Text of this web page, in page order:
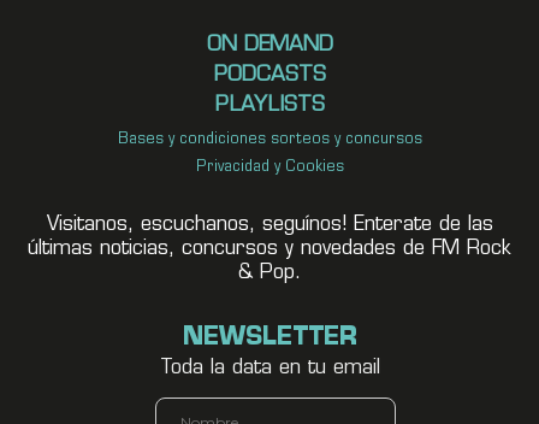
ON DEMAND
PODCASTS
PLAYLISTS
Bases y condiciones sorteos y concursos
Privacidad y Cookies
Visitanos, escuchanos, seguínos! Enterate de las
últimas noticias, concursos y novedades de FM Rock
& Pop.
NEWSLETTER
Toda la data en tu email